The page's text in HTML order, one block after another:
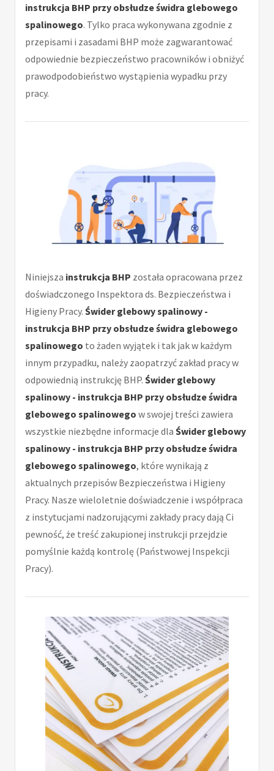
instrukcja BHP przy obsłudze świdra glebowego
spalinowego. Tylko praca wykonywana zgodnie z
przepisami i zasadami BHP może zagwarantować
odpowiednie bezpieczeństwo pracowników i obniżyć
prawodpodobieństwo wystąpienia wypadku przy
pracy.
Niniejsza instrukcja BHP została opracowana przez
doświadczonego Inspektora ds. Bezpieczeństwa i
Higieny Pracy. Świder glebowy spalinowy -
instrukcja BHP przy obsłudze świdra glebowego
spalinowego to żaden wyjątek i tak jak w każdym
innym przypadku, należy zaopatrzyć zakład pracy w
odpowiednią instrukcję BHP. Świder glebowy
spalinowy - instrukcja BHP przy obsłudze świdra
glebowego spalinowego w swojej treści zawiera
wszystkie niezbędne informacje dla Świder glebowy
spalinowy - instrukcja BHP przy obsłudze świdra
glebowego spalinowego, które wynikają z
aktualnych przepisów Bezpieczeństwa i Higieny
Pracy. Nasze wieloletnie doświadczenie i współpraca
z instytucjami nadzorującymi zakłady pracy dają Ci
pewność, że treść zakupionej instrukcji przejdzie
pomyślnie każdą kontrolę (Państwowej Inspekcji
Pracy).